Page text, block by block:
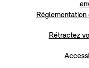
Rétractez